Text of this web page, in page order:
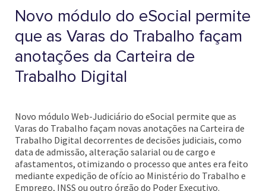
Novo módulo do eSocial permite
que as Varas do Trabalho façam
anotações da Carteira de
Trabalho Digital
Novo módulo Web-Judiciário do eSocial permite que as
Varas do Trabalho façam novas anotações na Carteira de
Trabalho Digital decorrentes de decisões judiciais, como
data de admissão, alteração salarial ou de cargo e
afastamentos, otimizando o processo que antes era feito
mediante expedição de ofício ao Ministério do Trabalho e
Emprego, INSS ou outro órgão do Poder Executivo.